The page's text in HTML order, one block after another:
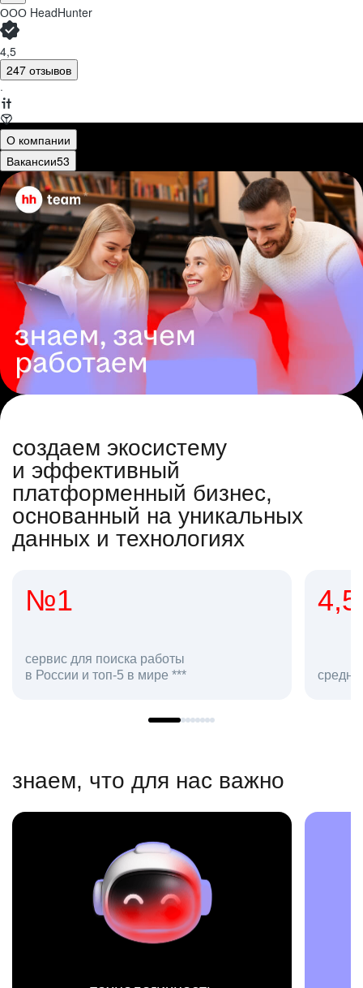
ООО HeadHunter
4,5
247 отзывов
·
О компании
Вакансии53
создаем экосистему
и эффективный
платформенный бизнес,
основанный на уникальных
данных и технологиях
работы
5 в мире ***
средняя оценка hh.ru
знаем, что для нас важно